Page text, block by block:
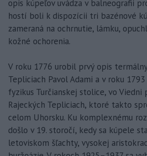
opis kúpeľov uvádza v balneografii
hostí boli k dispozícii tri bazénové
zameraná na ochrnutie, lámku,
kožné ochorenia.
V roku 1776 urobil prvý opis
Tepliciach Pavol Adami a v roku
fyzikus Turčianskej stolice, vo Viedni
Rajeckých Tepliciach, ktoré takto
celom Uhorsku. Ku komplexnému
došlo v 19. storočí, kedy sa kúpele
letoviskom šľachty, vysokej